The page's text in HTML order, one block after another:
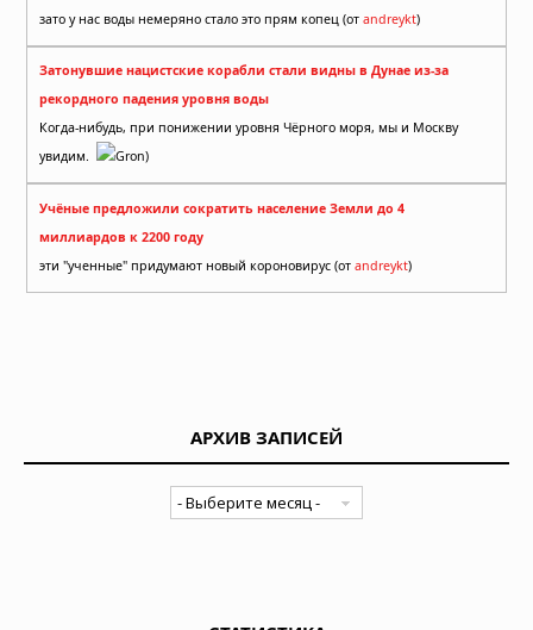
зато у нас воды немеряно стало это прям копец (от andreykt)
Затонувшие нацистские корабли стали видны в Дунае из-за
рекордного падения уровня воды
Когда-нибудь, при понижении уровня Чёрного моря, мы и Москву
увидим.
Gron)
Учёные предложили сократить население Земли до 4
миллиардов к 2200 году
эти "ученные" придумают новый короновирус (от andreykt)
АРХИВ ЗАПИСЕЙ